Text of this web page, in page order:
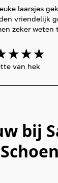
laarsjes
vriendelijk
zeker weten
van hek
bij